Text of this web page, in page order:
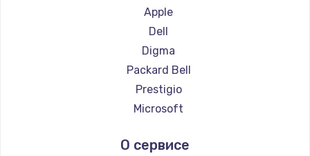
Ремонт ноутбуков Hasee
Ремонт ноутбуков ZTE
Ремонт ноутбуков Hiper
Ремонт ноутбуков Evga
Ремонт ноутбуков Google
Ремонт ноутбуков Echips
Ремонт ноутбуков Predator
Apple
Dell
Digma
Packard Bell
Prestigio
Microsoft
Aquarius
О сервисе